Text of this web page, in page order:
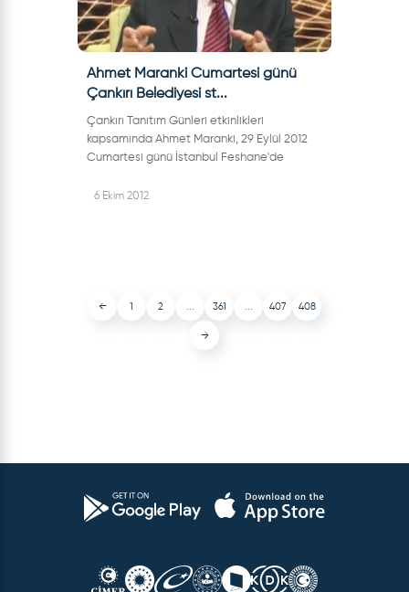
Ahmet Maranki Cumartesi günü
Çankırı Belediyesi st...
Çankırı Tanıtım Günleri etkinlikleri
kapsamında Ahmet Maranki, 29 Eylül 2012
Cumartesi günü İstanbul Feshane'de
bilim adamı Ahmet Maranki, Çankırı
6 Ekim 2012
← 1 2 361 407 408
→